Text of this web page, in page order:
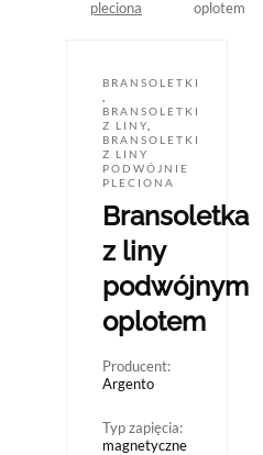
pleciona
oplotem
BRANSOLETKI
BRANSOLETKI
Z LINY
BRANSOLETKI
Z LINY
PODWÓJNIE
PLECIONA
Bransoletka
z liny
podwójnym
oplotem
Producent:
Argento
Typ zapięcia:
magnetyczne